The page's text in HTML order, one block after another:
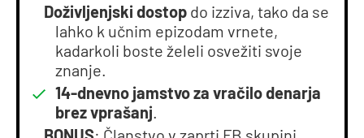
Doživljenjski dostop do izziva, tako da se
lahko k učnim epizodam vrnete,
kadarkoli boste želeli osvežiti svoje
znanje.
14-dnevno jamstvo za vračilo denarja
brez vprašanj.